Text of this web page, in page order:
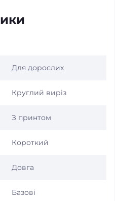
Для дорослих
Круглий виріз
З принтом
Короткий
Довга
Базові